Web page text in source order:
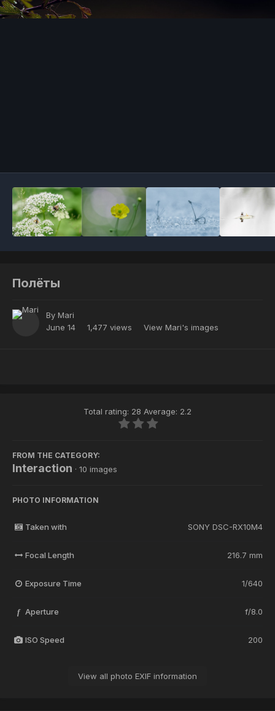
Полёты
By Mari
June 14
1,477 views View Mari's images
Total rating: 28 Average: 2.2
FROM THE CATEGORY:
Interaction · 10 images
PHOTO INFORMATION
Taken with SONY DSC-RX10M4
Focal Length 216.7 mm
Exposure Time 1/640
f Aperture f/8.0
ISO Speed 200
View all photo EXIF information